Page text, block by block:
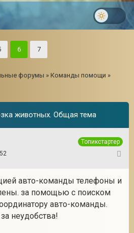
6 7
форумы » Команды помощи »
животных. Общая тема
Топикстартер
авто-команды телефоны и
за помощью с поиском
авто-команды.
неудобства!